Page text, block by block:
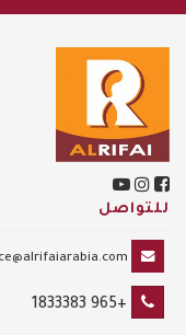
للتواصل
+965 1833383